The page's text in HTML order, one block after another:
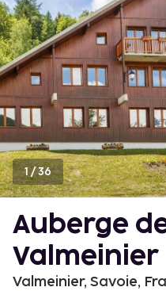
1/36
Auberge
Valmeinier
Valmeinier, Savoie,